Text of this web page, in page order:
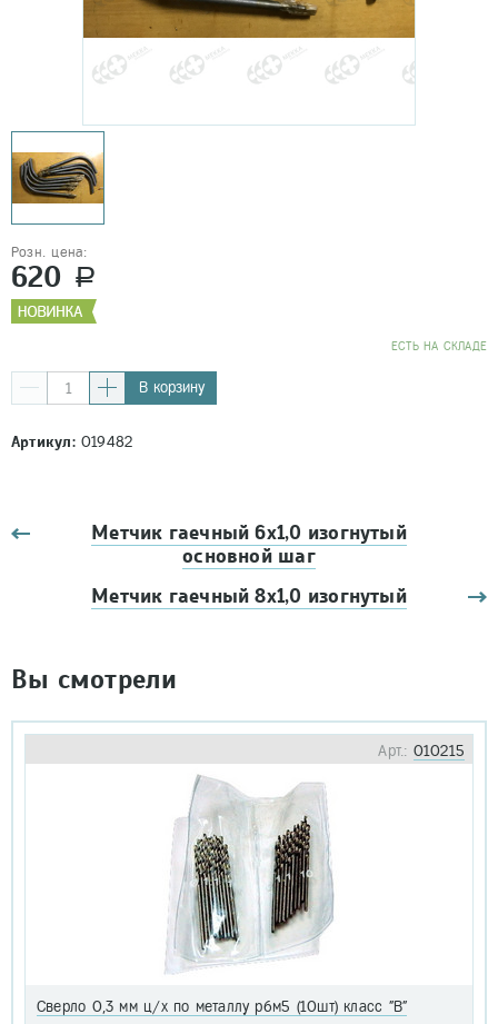
Розн. цена:
620 a
EСТЬ НА СКЛАДЕ
В корзину
Артикул:019482
Метчик гаечный 6х1,0 изогнутый
основной шаг
Метчик гаечный 8х1,0 изогнутый
Вы смотрели
Арт.: 010215
Сверло 0,3 мм ц/х по металлу р6м5 (10шт) класс "В"